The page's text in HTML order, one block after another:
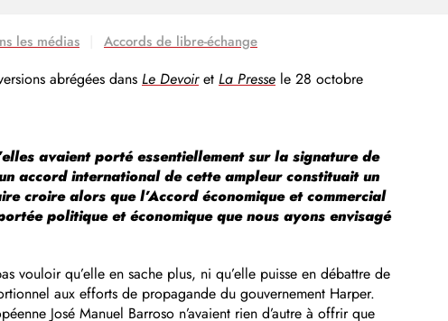
les médias Accords de libre-échange
abrégées dans Le Devoiret La Presse le 28 octobre
avaient porté essentiellement sur la signature de
accord international de cette ampleur constituait un
croire alors que l’Accord économique et commercial
politique et économique que nous ayons envisagé
vouloir qu’elle en sache plus, ni qu’elle puisse en débattre de
aux efforts de propagande du gouvernement Harper.
José Manuel Barroso n’avaient rien d’autre à offrir que